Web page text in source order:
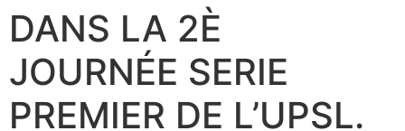
DANS LA 2È
JOURNÉE SERIE
PREMIER DE L’UPSL.